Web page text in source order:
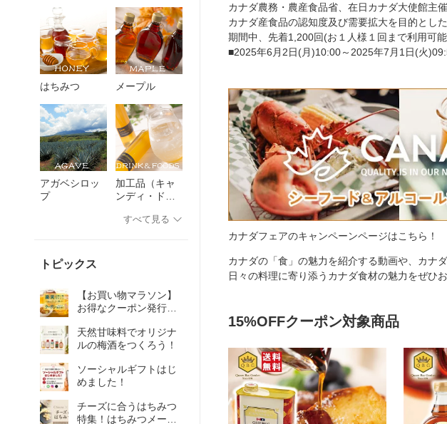
はちみつ メープル
アガベシロッ
プ
加工品（キャ
ンディ・ドリ
すべて見る
トピックス
【お買い物マラソン】
お得なクーポン発行
天然甘味料でオリジナ
ルの梅酒をつくろう！
ソーシャルギフトはじ
めました！
チーズに合うはちみつ
特集！はちみつメーカ
カナダ農務・農産食品省、在日カナダ大使館主催
カナダ産食品の認知度及び需要拡大を目的とし
期間中、先着1,200回(お１人様１回まで利用可
■2025年6月2日(月)10:00～2025年7月1日(火
カナダフェアのキャンペーンページはこちら！
カナダの「食」の魅力を紹介する動画や、カナ
日々の料理に寄り添うカナダ食材の魅力をぜひ
15%OFFクーポン対象商品